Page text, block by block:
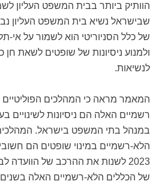
הוותיק ביותר בבית המשפט העליון
שבישראל נשיא בית המשפט העליון
של כלל הסניוריטי הוא לשמור על אי-
ולמנוע ניסיונות של שופטים לשאת
לנשיאות.
המאמר מראה כי המהלכים
רשמיים האלה הם ניסיונות לשינויים
במנהל בתי המשפט בישראל.
הלא-רשמיים במינוי שופטים הם
2023 לשנות את ההרכב של
של הכללים הלא-רשמיים האלה